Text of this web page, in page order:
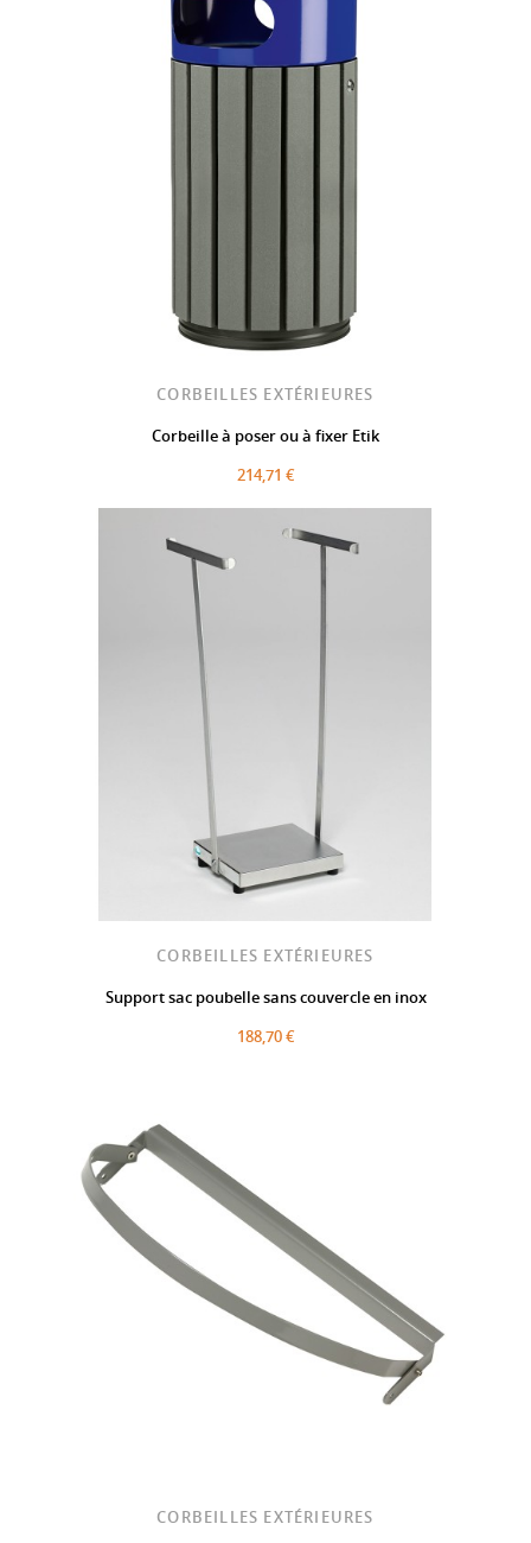
CORBEILLES EXTÉRIEURES
Corbeille à poser ou à fixer Etik
214,71 €
CORBEILLES EXTÉRIEURES
Support sac poubelle sans couvercle en inox
188,70 €
CORBEILLES EXTÉRIEURES